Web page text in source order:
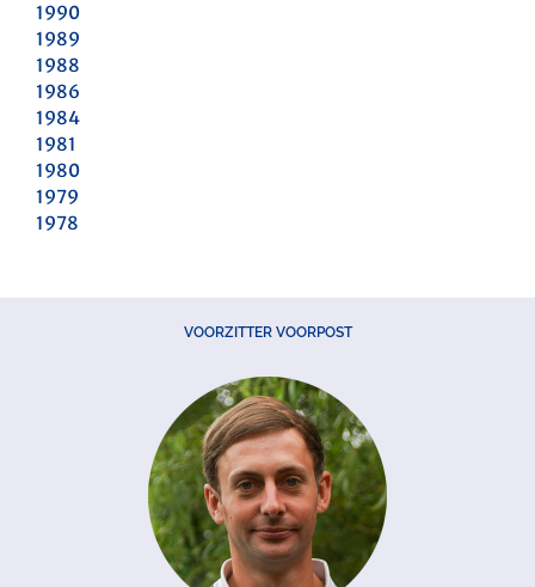
1990
1989
1988
1986
1984
1981
1980
1979
1978
VOORZITTER VOORPOST